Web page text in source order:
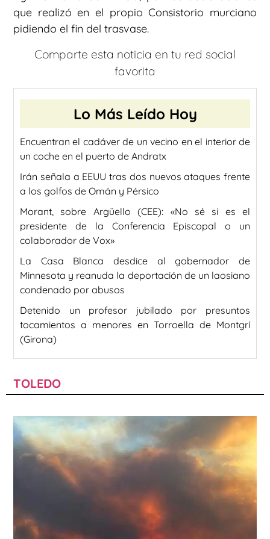
que realizó en el propio Consistorio murciano
pidiendo el fin del trasvase.
Comparte esta noticia en tu red social
favorita
Lo Más Leído Hoy
Encuentran el cadáver de un vecino en el interior de
un coche en el puerto de Andratx
Irán señala a EEUU tras dos nuevos ataques frente
a los golfos de Omán y Pérsico
Morant, sobre Argüello (CEE): «No sé si es el
presidente de la Conferencia Episcopal o un
colaborador de Vox»
La Casa Blanca desdice al gobernador de
Minnesota y reanuda la deportación de un laosiano
condenado por abusos
Detenido un profesor jubilado por presuntos
tocamientos a menores en Torroella de Montgrí
(Girona)
TOLEDO